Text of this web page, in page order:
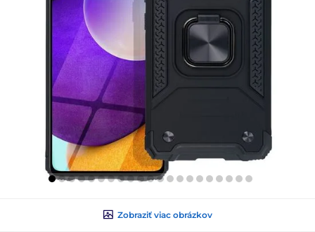
Zobraziť viac obrázkov